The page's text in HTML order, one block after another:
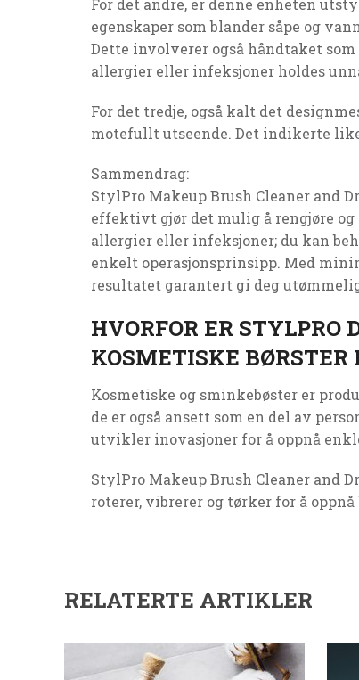
egenskaper som blander såpe og
Dette involverer også håndtaket
allergier eller infeksjoner holdes
For det tredje, også kalt det
motefullt utseende. Det indikerte
Sammendrag:
StylPro Makeup Brush Cleaner and
effektivt gjør det mulig å rengjøre
allergier eller infeksjoner; du kan
enkelt operasjonsprinsipp. Med
resultatet garantert gi deg
HVORFOR ER STYLPRO
KOSMETISKE BØRSTER
Kosmetiske og sminkebøster er
de er også ansett som en del av
utvikler inovasjoner for å oppnå
StylPro Makeup Brush Cleaner and
roterer, vibrerer og tørker for å
RELATERTE ARTIKLER